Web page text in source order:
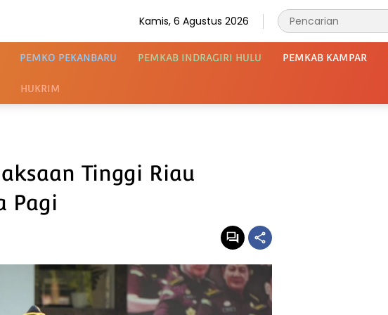
Kamis, 6 Agustus 2026
PEMKO PEKANBARU PEMKAB INDRAGIRI HULU PEMKAB KAMPAR
HUKRIM
Tinggi Riau
Pagi